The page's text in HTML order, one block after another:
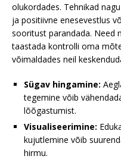
olukordades. Tehnikad
ja positiivne enesevestlus
sooritust parandada. Need
taastada kontrolli oma
võimaldades neil
Sügav hingamine:
tegemine võib
lõõgastumist.
Visualiseerimine:
kujutlemine võib
hirmu.